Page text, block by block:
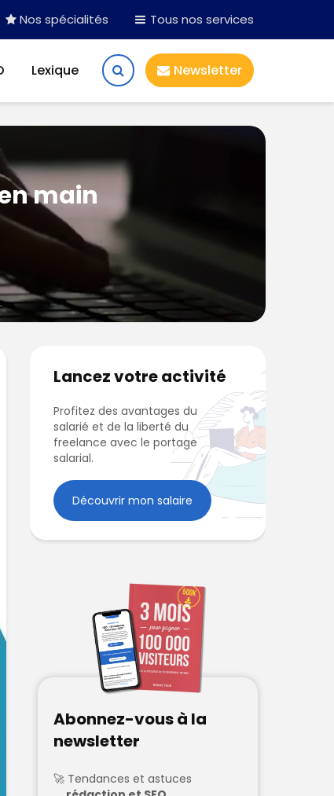
Nos spécialités Tous nos services
Lexique Newsletter
main
Lancez votre activité
Profitez des avantages du
salarié et de la liberté du
freelance avec le portage
salarial.
Découvrir mon salaire
Abonnez-vous à la
newsletter
Tendances et astuces